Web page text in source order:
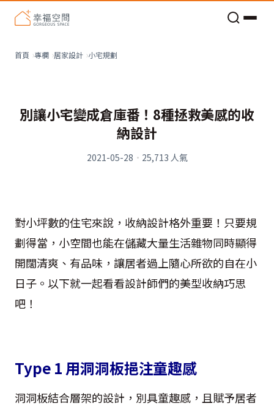
首頁 專欄 居家設計 小宅規劃
別讓小宅變成倉庫番！8種拯救美感的收
納設計
2021-05-28 · 25,713 人氣
對小坪數的住宅來說，收納設計格外重要！只要規
劃得當，小空間也能在儲藏大量生活雜物同時顯得
開闊清爽、有品味，讓居者過上隨心所欲的自在小
日子。以下就一起看看設計師們的美型收納巧思
吧！
Type 1 用洞洞板挹注童趣感
洞洞板結合層架的設計，別具童趣感，且賦予居者